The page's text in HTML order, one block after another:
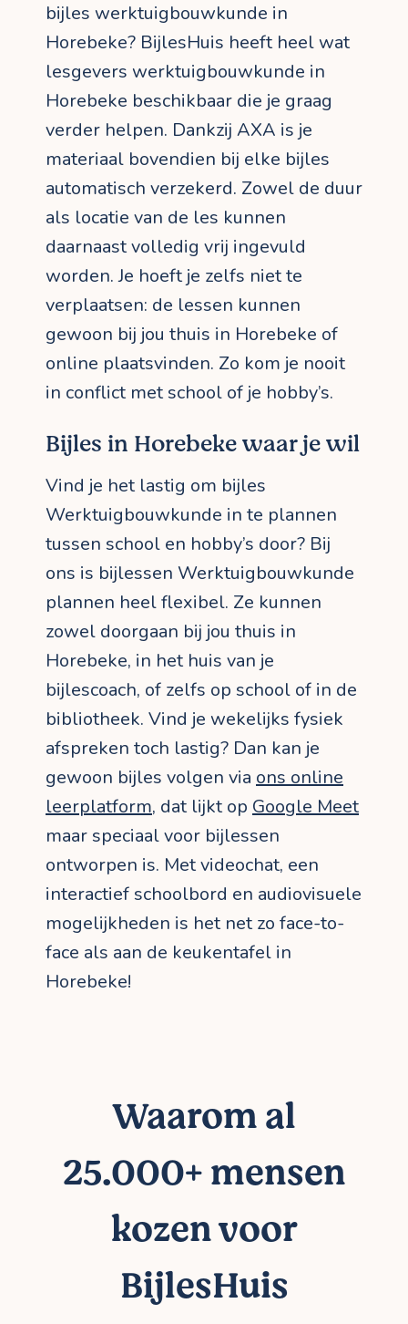
bijles werktuigbouwkunde in
Horebeke? BijlesHuis heeft heel wat
lesgevers werktuigbouwkunde in
Horebeke beschikbaar die je graag
verder helpen. Dankzij AXA is je
materiaal bovendien bij elke bijles
automatisch verzekerd. Zowel de duur
als locatie van de les kunnen
daarnaast volledig vrij ingevuld
worden. Je hoeft je zelfs niet te
verplaatsen: de lessen kunnen
gewoon bij jou thuis in Horebeke of
online plaatsvinden. Zo kom je nooit
in conflict met school of je hobby’s.
Bijles in Horebeke waar je wil
Vind je het lastig om bijles
Werktuigbouwkunde in te plannen
tussen school en hobby’s door? Bij
ons is bijlessen Werktuigbouwkunde
plannen heel flexibel. Ze kunnen
zowel doorgaan bij jou thuis in
Horebeke, in het huis van je
bijlescoach, of zelfs op school of in de
bibliotheek. Vind je wekelijks fysiek
afspreken toch lastig? Dan kan je
gewoon bijles volgen via ons online
leerplatform, dat lijkt op Google Meet
maar speciaal voor bijlessen
ontworpen is. Met videochat, een
interactief schoolbord en audiovisuele
mogelijkheden is het net zo face-to-
face als aan de keukentafel in
Horebeke!
Waarom al
25.000+ mensen
kozen voor
BijlesHuis